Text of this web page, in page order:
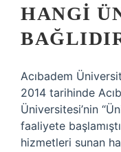
HANGI
Acıbadem
2014 tarihinde
Üniversitesi’nin
faaliyete
hizmetleri sunan